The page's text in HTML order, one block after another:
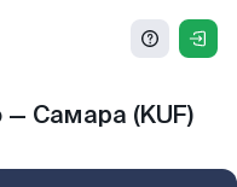
Самара (KUF)